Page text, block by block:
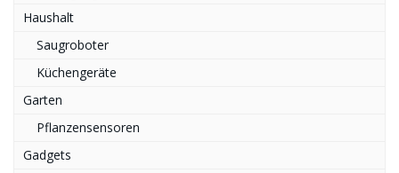
Haushalt
Saugroboter
Küchengeräte
Garten
Pflanzensensoren
Gadgets